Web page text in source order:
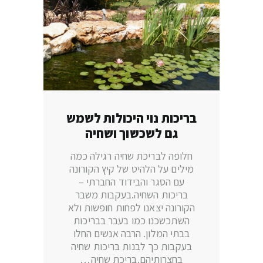
בריכות נוי היכולות לשמש
גם לשכשוך ושחיה
חלופה לבריכת שחיה רגילה כמה
מילים על הלהיט של קיץ הקורונה
עם הסגר והבידוד החברתי –
בריכות השחיה.בעקבות משבר
הקורונה יצאנו לפחות חופשות ולא
השתכשכנו כמו בעבר בבריכות
בבתי המלון. הרבה אנשים החלו
בעקבות כך לבנות בריכות שחיה
בחצרותיהם.בריכת שחיה…